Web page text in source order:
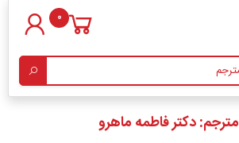
0
مترجم: دکتر فاطمه ماهرو